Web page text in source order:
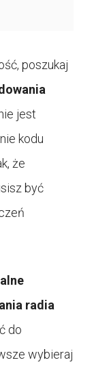
poszukaj
jest
kodu
że
być
radia
do
wybieraj